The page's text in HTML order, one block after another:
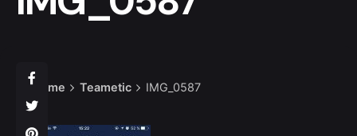
Home Teametic IMG_0587